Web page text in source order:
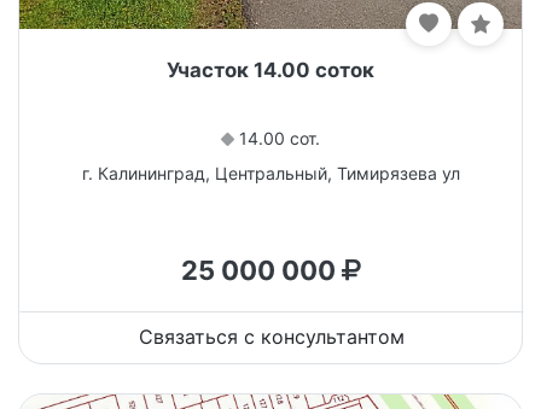
Участок 14.00 соток
14.00 сот.
г. Калининград, Центральный, Тимирязева ул
25 000 000
Связаться с консультантом